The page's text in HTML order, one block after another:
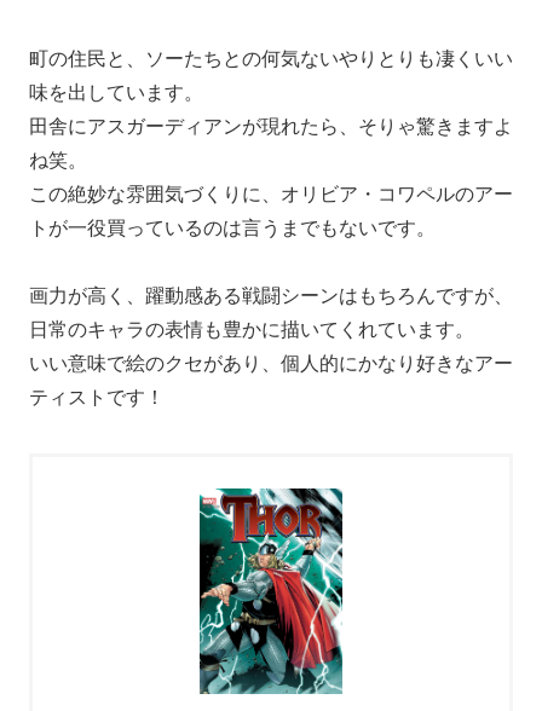
町の住民と、ソーたちとの何気ないやりとりも凄くいい
味を出しています。
田舎にアスガーディアンが現れたら、そりゃ驚きますよ
ね笑。
この絶妙な雰囲気づくりに、オリビア・コワペルのアー
トが一役買っているのは言うまでもないです。
画力が高く、躍動感ある戦闘シーンはもちろんですが、
日常のキャラの表情も豊かに描いてくれています。
いい意味で絵のクセがあり、個人的にかなり好きなアー
ティストです！